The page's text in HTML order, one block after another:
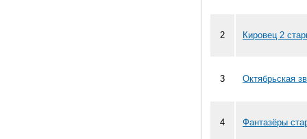
2 Кировец 2
3 Октябрьская
4 Фантазёры